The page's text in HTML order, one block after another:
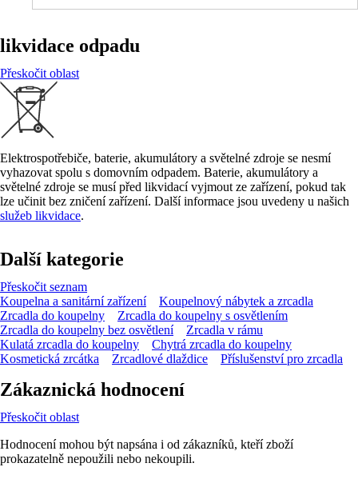
likvidace odpadu
Přeskočit oblast
Elektrospotřebiče, baterie, akumulátory a světelné zdroje se nesmí
vyhazovat spolu s domovním odpadem. Baterie, akumulátory a
světelné zdroje se musí před likvidací vyjmout ze zařízení, pokud tak
lze učinit bez zničení zařízení. Další informace jsou uvedeny u našich
služeb likvidace.
Další kategorie
Přeskočit seznam
Koupelna a sanitární zařízení
Koupelnový nábytek a zrcadla
Zrcadla do koupelny
Zrcadla do koupelny s osvětlením
Zrcadla do koupelny bez osvětlení
Zrcadla v rámu
Kulatá zrcadla do koupelny
Chytrá zrcadla do koupelny
Kosmetická zrcátka
Zrcadlové dlaždice Příslušenství pro zrcadla
Zákaznická hodnocení
Přeskočit oblast
Hodnocení mohou být napsána i od zákazníků, kteří zboží
prokazatelně nepoužili nebo nekoupili.